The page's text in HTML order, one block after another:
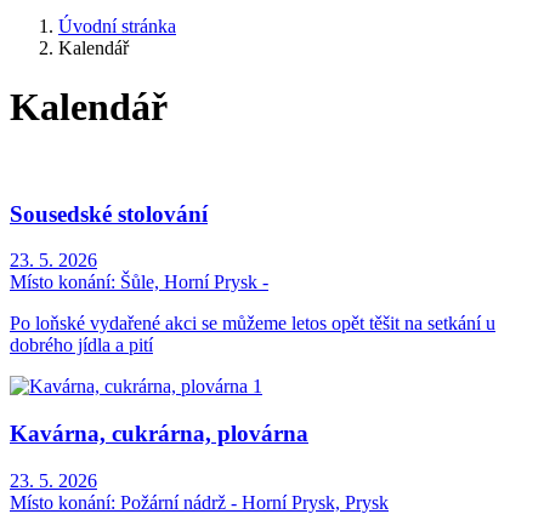
Úvodní stránka
Kalendář
Kalendář
Sousedské stolování
23. 5. 2026
Místo konání: Šůle, Horní Prysk -
Po loňské vydařené akci se můžeme letos opět těšit na setkání u
dobrého jídla a pití
Kavárna, cukrárna, plovárna
23. 5. 2026
Místo konání: Požární nádrž - Horní Prysk, Prysk